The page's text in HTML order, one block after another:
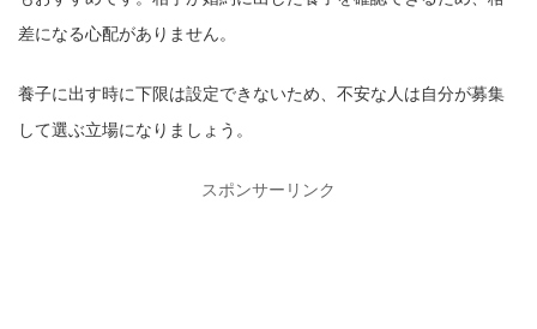
差になる心配がありません。
養子に出す時に下限は設定できないため、不安な人は自分が募集
して選ぶ立場になりましょう。
スポンサーリンク